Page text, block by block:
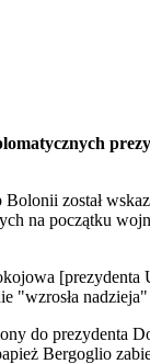
został
na początku
"wzrosła
do prezydenta
Bergoglio